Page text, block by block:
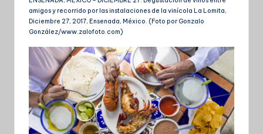
amigos y recorrido por las instalaciones de la vinícola La Lomita,
Diciembre 27, 2017, Ensenada, México. (Foto por Gonzalo
González/www.zalofoto.com)